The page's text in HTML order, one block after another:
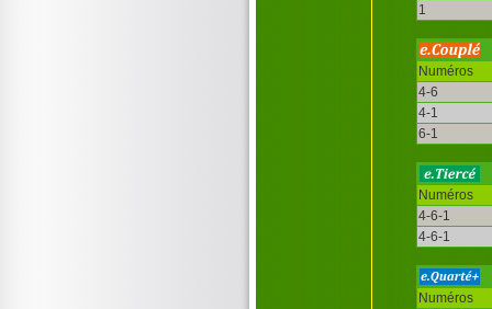
1
Numéros
4-6
4-1
6-1
Numéros
4-6-1
4-6-1
Numéros